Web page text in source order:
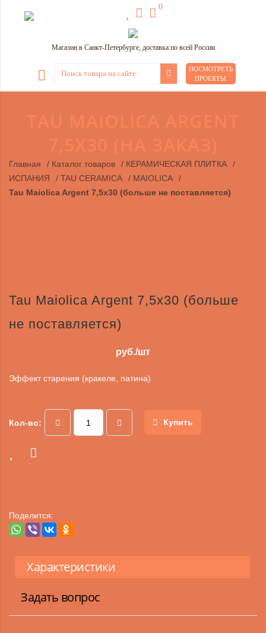
0
Магазин в Санкт-Петербурге, доставка по всей России
ПОСМОТРЕТЬ
ПРОЕКТЫ
Главная / Каталог товаров / КЕРАМИЧЕСКАЯ ПЛИТКА
/
ИСПАНИЯ
/ TAU CERAMICA / MAIOLICA
/
Tau Maiolica Argent 7,5х30 (больше не поставляется)
Tau Maiolica Argent 7,5х30 (больше
не поставляется)
руб./шт
Эффект старения (кракеле, патина)
Кол-во: Купить
Поделится:
Характеристики
Задать вопрос